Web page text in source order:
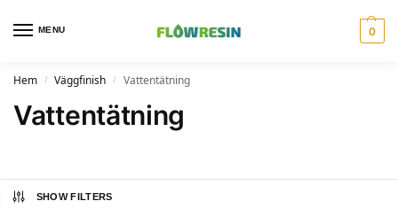
MENU 0
Hem / Väggfinish / Vattentätning
Vattentätning
SHOW FILTERS